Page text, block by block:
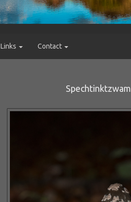
Links Contact
Spechtinktzwam